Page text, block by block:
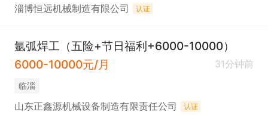
淄博恒远机械制造有限公司 认证
氩弧焊工（五险+节日福利+6000-10000）
6000-10000元/月
31分钟前
临淄
山东正鑫源机械设备制造有限责任公司 认证